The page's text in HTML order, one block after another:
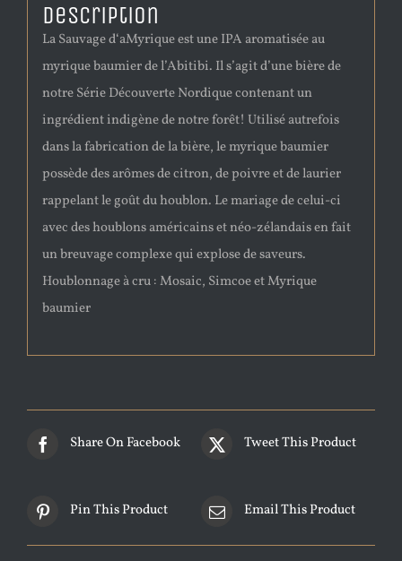
Description
La Sauvage d‘aMyrique est une IPA aromatisée au
myrique baumier de l’Abitibi. Il s’agit d’une bière de
notre Série Découverte Nordique contenant un
ingrédient indigène de notre forêt! Utilisé autrefois
dans la fabrication de la bière, le myrique baumier
possède des arômes de citron, de poivre et de laurier
rappelant le goût du houblon. Le mariage de celui-ci
avec des houblons américains et néo-zélandais en fait
un breuvage complexe qui explose de saveurs.
Houblonnage à cru : Mosaic, Simcoe et Myrique
baumier
Share On Facebook Tweet This Product
Pin This Product Email This Product